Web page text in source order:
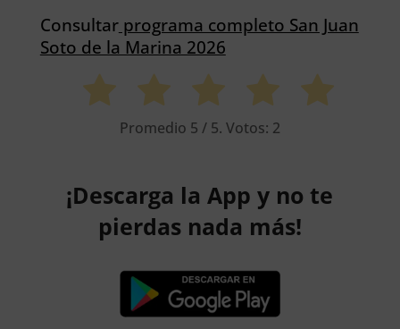
Consultarprograma completo San Juan
Soto de la Marina 2026
Promedio 5 / 5. Votos: 2
¡Descarga la App y no te
pierdas nada más!